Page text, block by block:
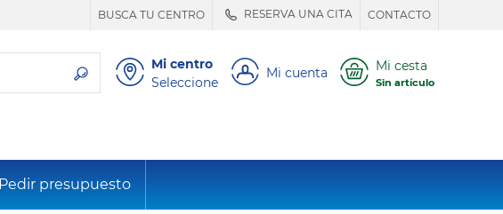
BUSCA TU CENTRO RESERVA UNA CITA CONTACTO
Mi centro
Seleccione
Mi cuenta Mi cesta
Sin artículo
Pedir presupuesto